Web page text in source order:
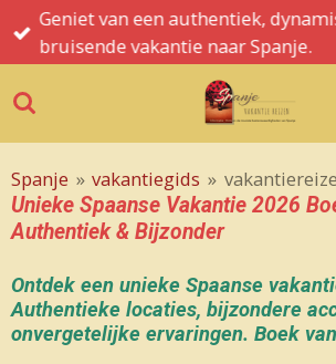
Ga
direct
de
Spanje informatie, tips, hints en de
bezienswaardigheden
Spanje » vakantiegids »
Unieke Spaanse Vakantie 2026
Authentiek & Bijzonder
Ontdek een unieke Spaanse
Authentieke locaties, bijzondere
onvergetelijke ervaringen. Boek